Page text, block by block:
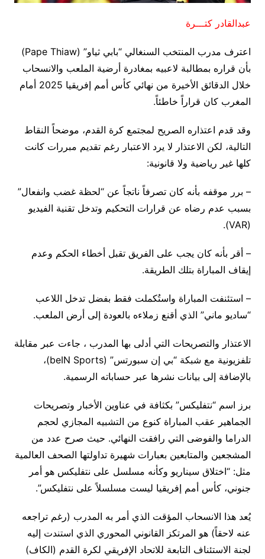
عبدالقادر كتـــرة
اعترف مدرب المنتخب السنغالي “بابي ثياو” (Pape Thiaw)
بأن قراره بمطالبة لاعبيه بمغادرة أرضية الملعب والانسحاب
خلال الدقائق الأخيرة من نهائي كأس أمم إفريقيا 2025 أمام
المغرب كان قراراً خاطئاً.
وقد قدم اعتذاره الصريح لمجتمع كرة القدم، موضحاً النقاط
التالية، لكن الاعتذار لا يرد الاعتبار رغم تقديم مبررات كانت
كلها غير رياضية ولا قانونية:
– برر موقفه بأنه كان تصرفاً ناتجاً عن “لحظة غضب وانفعال”
بسبب عدم رضاه عن قرارات التحكيم وتدخل تقنية الفيديو
(VAR).
– أقر بأنه كان يجب على الفريق تقبل أخطاء الحكم وعدم
إيقاف المباراة بتلك الطريقة.
– استئنفت المباراة واستُكملت فقط بفضل تدخل اللاعب
“ساديو ماني” الذي أقنع زملاءه بالعودة إلى أرض الملعب.
الاعتذار والتصريحات التي أدلى بها المدرب ، جاءت عبر مقابلة
تلفزيونية مع شبكة “بي إن سبورتس” (beIN Sports)،
بالإضافة إلى بيانات نشرها عبر حساباته الرسمية.
برز اسم “نتفليكس” بكثافة في عناوين الأخبار وتصريحات
الجماهير عقب المباراة كنوع من التشبيه المجازي لحجم
الدراما والفوضى التي رافقت النهائي. حيث صرح عدد من
المشجعين والمتابعين بعبارات شهيرة تداولتها الصحف العالمية
مثل: “اختلاق سيناريو وكأنه مسلسل على نتفليكس هو أمر
جنوني، كأس أمم إفريقيا ليست مسلسلاً على نتفليكس”.
يُعد هذا الانسحاب المؤقت الذي أمر به المدرب (رغم تراجعه
عنه لاحقاً) هو المرتكز القانوني المحوري الذي استندت إليه
لجنة الاستئناف التابعة للاتحاد الإفريقي لكرة القدم (الكاف)